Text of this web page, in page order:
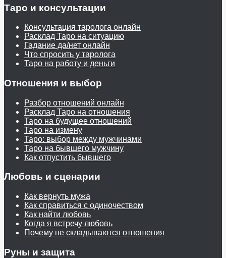
Таро и консультации
Консультация таролога онлайн
Расклад Таро на ситуацию
Гадание да/нет онлайн
Что спросить у таролога
Таро на работу и деньги
Отношения и выбор
Разбор отношений онлайн
Расклад Таро на отношения
Таро на будущее отношений
Таро на измену
Таро: выбор между мужчинами
Таро на бывшего мужчину
Как отпустить бывшего
Любовь и сценарии
Как вернуть мужа
Как справиться с одиночеством
Как найти любовь
Когда я встречу любовь
Почему не складываются отношения
Руны и защита